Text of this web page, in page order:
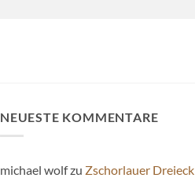
NEUESTE KOMMENTARE
michael wolfzu Zschorlauer Dreieck